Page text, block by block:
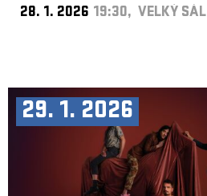
28. 1. 2026 19:30, VELKÝ SÁL
29. 1. 2026